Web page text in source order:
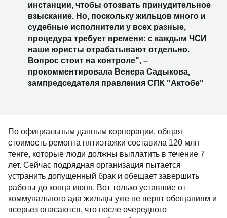
инстанции, чтобы отозвать принудительное
взыскание. Но, поскольку жильцов много и
судебные исполнители у всех разные,
процедура требует времени: с каждым ЧСИ
наши юристы отрабатывают отдельно.
Вопрос стоит на контроле", –
прокомментировала Венера Садыкова,
зампредседателя правления СПК "Актобе"
По официальным данным корпорации, общая
стоимость ремонта пятиэтажки составила 120 млн
тенге, которые люди должны выплатить в течение 7
лет. Сейчас подрядная организация пытается
устранить допущенный брак и обещает завершить
работы до конца июня. Вот только уставшие от
коммунального ада жильцы уже не верят обещаниям и
всерьез опасаются, что после очередного